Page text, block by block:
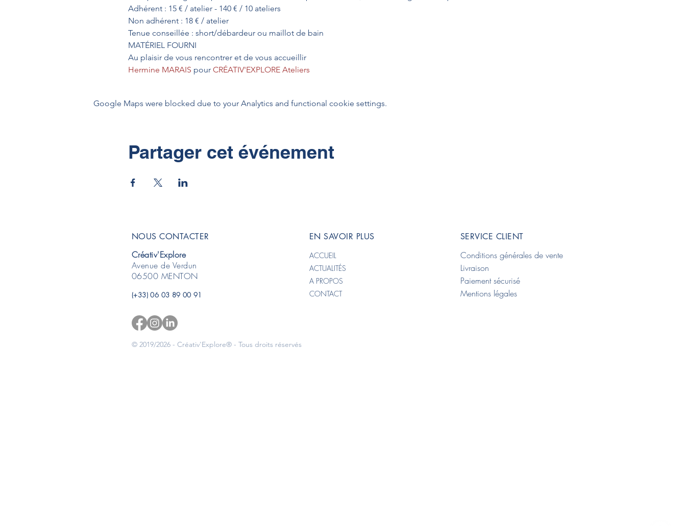
Adhérent : 15 € / atelier - 140 € / 10 ateliers
Non adhérent : 18 € / atelier
Tenue conseillée : short/débardeur ou maillot de bain
MATÉRIEL FOURNI
Au plaisir de vous rencontrer et de vous accueillir
Hermine MARAIS pour CRÉATIV'EXPLORE Ateliers
Google Maps were blocked due to your Analytics and functional cookie settings.
Partager cet événement
NOUS CONTACTER
Créativ'Explore
Avenue de Verdun
06500 MENTON
(+33) 06 03 89 00 91
EN SAVOIR PLUS
ACCUEIL
ACTUALITÉS
A PROPOS
CONTACT
SERVICE CLIENT
Conditions générales de vente
Livraison
Paiement sécurisé
Mentions légales
© 2019/2026 - Créativ'Explore® - Tous droits réservés